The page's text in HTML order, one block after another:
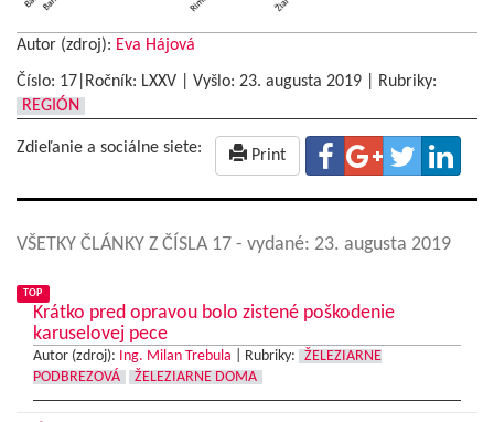
Autor (zdroj): Eva Hájová
Číslo: 17|Ročník: LXXV | Vyšlo: 23. augusta 2019
Rubriky:
REGIÓN
Zdieľanie a sociálne siete: Print
VŠETKY ČLÁNKY Z ČÍSLA 17 - vydané: 23. augusta 2019
TOP
Krátko pred opravou bolo zistené poškodenie
karuselovej pece
Autor (zdroj): Ing. Milan Trebula Rubriky:
ŽELEZIARNE
PODBREZOVÁ
ŽELEZIARNE DOMA